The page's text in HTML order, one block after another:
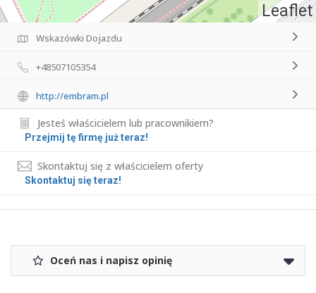
Leaflet
Wskazówki Dojazdu
+48507105354
http://embram.pl
Jesteś właścicielem lub pracownikiem?
Przejmij tę firmę już teraz!
Skontaktuj się z właścicielem oferty
Skontaktuj się teraz!
Oceń nas i napisz opinię